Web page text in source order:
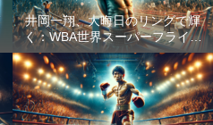
井岡一翔、大晦日のリングで輝
く：WBA世界スーパーフライ級
防衛戦「Lifetime Boxing Fights
18」